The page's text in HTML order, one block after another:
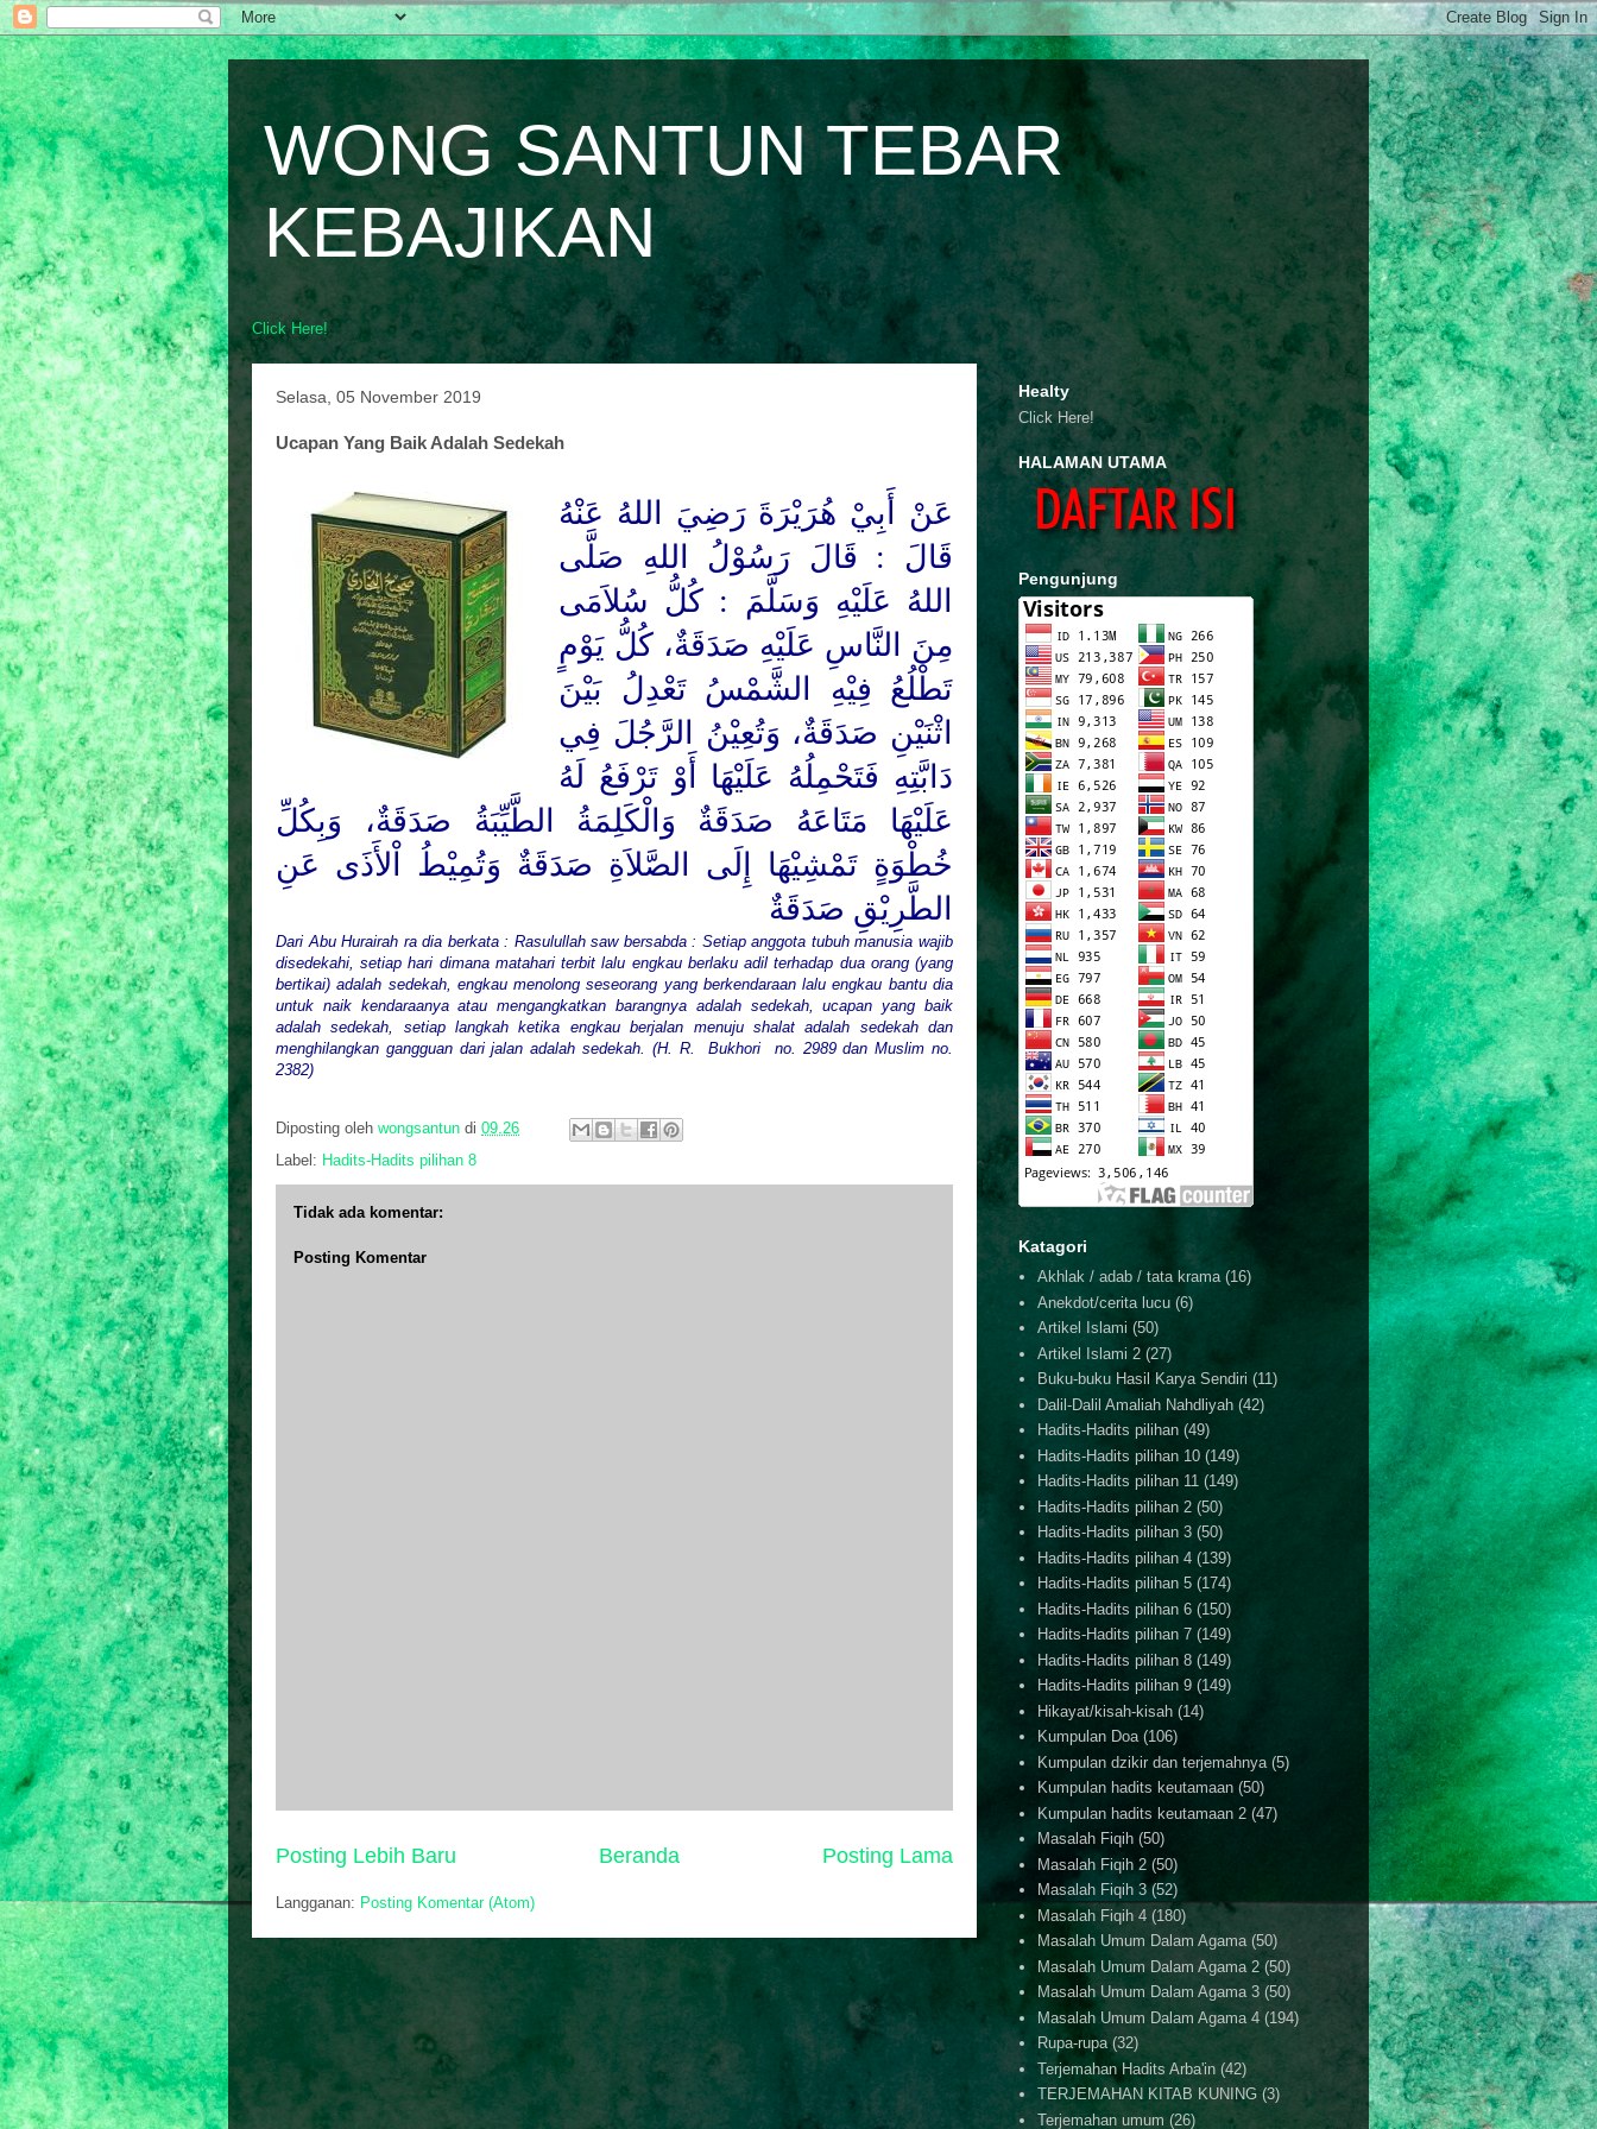
WONG SANTUN TEBAR
KEBAJIKAN
Click Here!
Selasa, 05 November 2019
Ucapan Yang Baik Adalah Sedekah
عَنْ أَبِيْ هُرَيْرَةَ رَضِيَ اللهُ عَنْهُ
قَالَ : قَالَ رَسُوْلُ اللهِ صَلَّى
اللهُ عَلَيْهِ وَسَلَّمَ : كُلُّ سُلاَمَى
مِنَ النَّاسِ عَلَيْهِ صَدَقَةٌ، كُلُّ يَوْمٍ
تَطْلُعُ فِيْهِ الشَّمْسُ تَعْدِلُ بَيْنَ
اثْنَيْنِ صَدَقَةٌ، وَتُعِيْنُ الرَّجُلَ فِي
دَابَّتِهِ فَتَحْمِلُهُ عَلَيْهَا أَوْ تَرْفَعُ لَهُ
عَلَيْهَا مَتَاعَهُ صَدَقَةٌ وَالْكَلِمَةُ الطَّيِّبَةُ صَدَقَةٌ، وَبِكُلِّ
خُطْوَةٍ تَمْشِيْهَا إِلَى الصَّلاَةِ صَدَقَةٌ وَتُمِيْطُ اْلأَذَى عَنِ
الطَّرِيْقِ صَدَقَةٌ
Dari Abu Hurairah ra dia berkata : Rasulullah saw bersabda : Setiap anggota tubuh manusia wajib
disedekahi, setiap hari dimana matahari terbit lalu engkau berlaku adil terhadap dua orang (yang
bertikai) adalah sedekah, engkau menolong seseorang yang berkendaraan lalu engkau bantu dia
untuk naik kendaraanya atau mengangkatkan barangnya adalah sedekah, ucapan yang baik
adalah sedekah, setiap langkah ketika engkau berjalan menuju shalat adalah sedekah dan
menghilangkan gangguan dari jalan adalah sedekah. (H. R. Bukhori
no. 2989 dan Muslim no.
2382)
Diposting oleh wongsantun di 09.26
Label: Hadits-Hadits pilihan 8
Tidak ada komentar:
Posting Komentar
Posting Lebih Baru Posting Lama
Beranda
Langganan: Posting Komentar (Atom)
Healty
Click Here!
HALAMAN UTAMA
Pengunjung
Katagori
Akhlak / adab / tata krama (16)
Anekdot/cerita lucu (6)
Artikel Islami (50)
Artikel Islami 2 (27)
Buku-buku Hasil Karya Sendiri (11)
Dalil-Dalil Amaliah Nahdliyah (42)
Hadits-Hadits pilihan (49)
Hadits-Hadits pilihan 10 (149)
Hadits-Hadits pilihan 11 (149)
Hadits-Hadits pilihan 2 (50)
Hadits-Hadits pilihan 3 (50)
Hadits-Hadits pilihan 4 (139)
Hadits-Hadits pilihan 5 (174)
Hadits-Hadits pilihan 6 (150)
Hadits-Hadits pilihan 7 (149)
Hadits-Hadits pilihan 8 (149)
Hadits-Hadits pilihan 9 (149)
Hikayat/kisah-kisah (14)
Kumpulan Doa (106)
Kumpulan dzikir dan terjemahnya (5)
Kumpulan hadits keutamaan (50)
Kumpulan hadits keutamaan 2 (47)
Masalah Fiqih (50)
Masalah Fiqih 2 (50)
Masalah Fiqih 3 (52)
Masalah Fiqih 4 (180)
Masalah Umum Dalam Agama (50)
Masalah Umum Dalam Agama 2 (50)
Masalah Umum Dalam Agama 3 (50)
Masalah Umum Dalam Agama 4 (194)
Rupa-rupa (32)
Terjemahan Hadits Arba'in (42)
TERJEMAHAN KITAB KUNING (3)
Terjemahan umum (26)